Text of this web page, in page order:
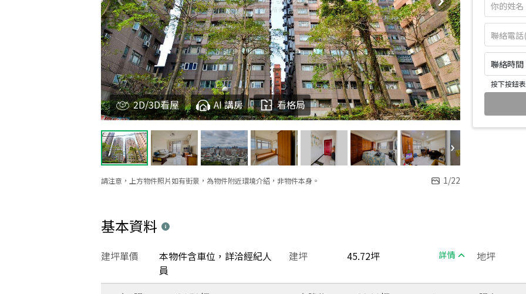
請注意，上方物件照片如有街景，為物件附近環境介紹，非物件本身。 1/22
2D/3D看屋 AI 講房 看格局
聯絡時
按下按鈕
基本資料
建坪 45.72坪 詳情
建坪單價
本物件含車位，詳洽經紀人
員
地坪